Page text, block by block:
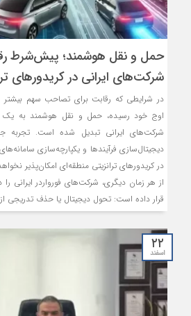
حمل و نقل هوشمند؛ پیش‌شرط
شرکت‌های ایرانی در کریدورهای
در شرایطی که رقابت برای تصاحب سهم بیشتر
اوج خود رسیده، حمل‌ و نقل هوشمند به یک
شرکت‌های ایرانی تبدیل شده است. تجربه
دیجیتال‌سازی فرآیندها و یکپارچه‌سازی
در کریدورهای ترانزیتی منطقه‌ای امکان‌پذیر
از هر زمان دیگری، شرکت‌های فورواردر ایرانی
قرار داده است: تحول دیجیتال یا حذف تدریجی
۲۲
اسفند